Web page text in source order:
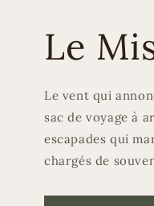
Le
Le vent qui
sac de voyage à
escapades qui
chargés de